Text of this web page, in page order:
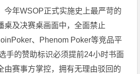
今年WSOP正式实施史上最严苛的
桌及决赛桌画面中，全面禁止
、Phenom Poker等竞品平
手的赞助标识必须提前24小时书面
由赛事方掌控，拥有无理由驳回的